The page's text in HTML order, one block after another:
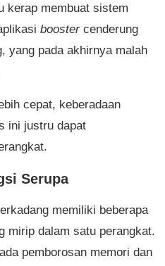
kerap membuat sistem
boostercenderung
yang pada akhirnya malah
cepat, keberadaan
ini justru dapat
Serupa
memiliki beberapa
mirip dalam satu perangkat.
pemborosan memori dan